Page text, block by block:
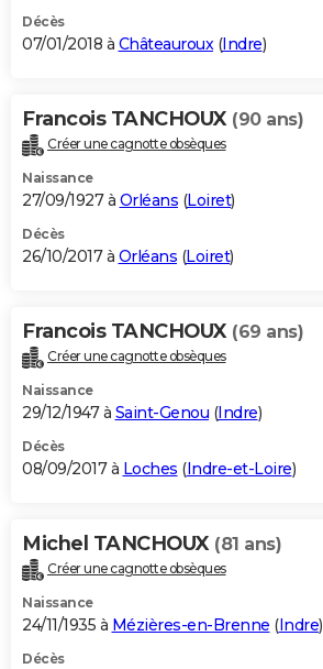
Décès
07/01/2018 à Châteauroux(Indre)
Francois TANCHOUX (90 ans)
Créer une cagnotte obsèques
Naissance
27/09/1927 à Orléans (Loiret)
Décès
26/10/2017 à Orléans (Loiret)
Francois TANCHOUX (69 ans)
Créer une cagnotte obsèques
Naissance
29/12/1947 à Saint-Genou (Indre)
Décès
08/09/2017 à Loches (Indre-et-Loire)
Michel TANCHOUX (81 ans)
Créer une cagnotte obsèques
Naissance
24/11/1935 à Mézières-en-Brenne (Indre)
Décès